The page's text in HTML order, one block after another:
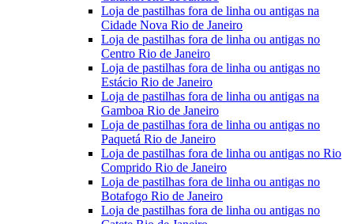
Loja de pastilhas fora de linha ou antigas na
Cidade Nova Rio de Janeiro
Loja de pastilhas fora de linha ou antigas no
Centro Rio de Janeiro
Loja de pastilhas fora de linha ou antigas no
Estácio Rio de Janeiro
Loja de pastilhas fora de linha ou antigas na
Gamboa Rio de Janeiro
Loja de pastilhas fora de linha ou antigas no
Paquetá Rio de Janeiro
Loja de pastilhas fora de linha ou antigas no Rio
Comprido Rio de Janeiro
Loja de pastilhas fora de linha ou antigas no
Botafogo Rio de Janeiro
Loja de pastilhas fora de linha ou antigas no